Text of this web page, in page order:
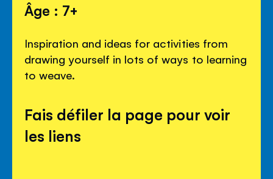
Âge : 7+
Inspiration and ideas for activities from
drawing yourself in lots of ways to learning
to weave.
Fais défiler la page pour voir
les liens